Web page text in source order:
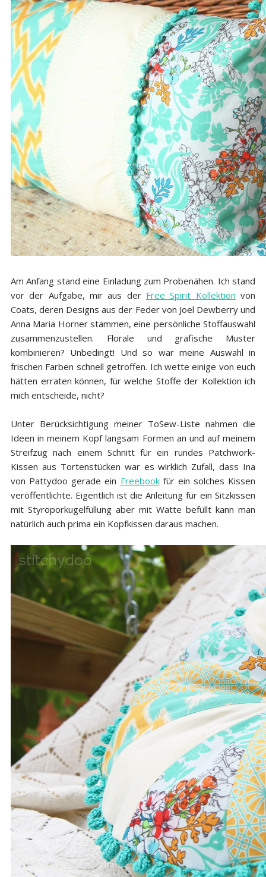
Am Anfang stand eine Einladung zum Probenähen. Ich stand
vor der Aufgabe, mir aus der Free Spirit Kollektion von
Coats, deren Designs aus der Feder von Joel Dewberry und
Anna Maria Horner stammen, eine persönliche Stoffauswahl
zusammenzustellen. Florale und grafische Muster
kombinieren? Unbedingt! Und so war meine Auswahl in
frischen Farben schnell getroffen. Ich wette einige von euch
hätten erraten können, für welche Stoffe der Kollektion ich
mich entscheide, nicht?
Unter Berücksichtigung meiner ToSew-Liste nahmen die
Ideen in meinem Kopf langsam Formen an und auf meinem
Streifzug nach einem Schnitt für ein rundes Patchwork-
Kissen aus Tortenstücken war es wirklich Zufall, dass Ina
von Pattydoo gerade ein Freebookfür ein solches Kissen
veröffentlichte. Eigentlich ist die Anleitung für ein Sitzkissen
mit Styroporkugelfüllung aber mit Watte befüllt kann man
natürlich auch prima ein Kopfkissen daraus machen.